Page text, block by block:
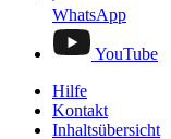
WhatsApp
YouTube
Hilfe
Kontakt
Inhaltsübersicht